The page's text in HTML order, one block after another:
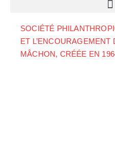
SOCIÉTÉ
ET L’ENCOURAGEMENT
MÂCHON, CRÉÉE EN